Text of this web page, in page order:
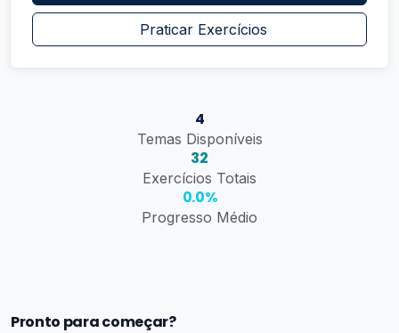
Praticar Exercícios
4
Temas Disponíveis
32
Exercícios Totais
0.0%
Progresso Médio
Pronto para começar?